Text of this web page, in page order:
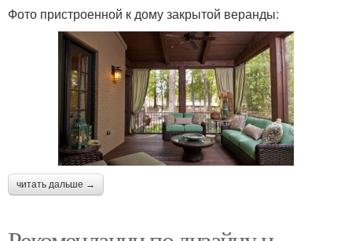
Фото пристроенной к дому закрытой веранды:
читать дальше →